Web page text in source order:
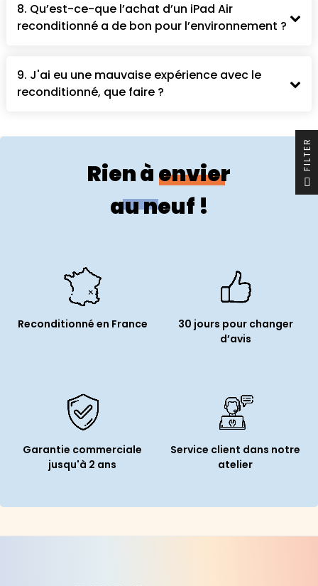
8. Qu’est-ce-que l’achat d’un iPad Air
reconditionné a de bon pour l’environnement ?
9. J'ai eu une mauvaise expérience avec le
reconditionné, que faire ?
Rien à envier
au neuf !
Reconditionné en France
30 jours pour changer
d’avis
Garantie commerciale
jusqu'à 2 ans
Service client dans notre
atelier
R